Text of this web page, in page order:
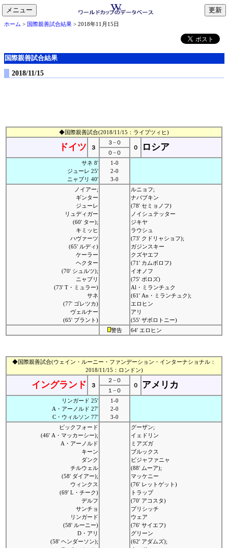
メニュー
toggle
navigation
ホーム > 国際親善試合結果 > 2018年11月15日
国際親善試合結果
2018/11/15
◆国際親善試合(2018/11/15：ライプツィヒ)
ドイツ ３
３−０
０
ロシア
０−０
サネ 8'
ジューレ 25'
ニャブリ 40'
1-0
2-0
3-0
ノイアー;
ギンター
ジューレ
リュディガー
(60' ター);
キミッヒ
ハヴァーツ
(65' ルディ)
ケーラー
ヘクター
(70' シュルツ);
ニャブリ
(73' T・ミュラー)
サネ
(77' ゴレツカ)
ヴェルナー
(65' ブラント)
ルニョフ;
ナバブキン
(78' セミョノフ)
ノイシュテッター
ジキヤ
ラウシュ
(73' クドリャショフ);
ガジンスキー
クズヤエフ
(71' カムボロフ)
イオノフ
(75' ポロズ)
Al・ミランチュク
(61' An・ミランチュク);
エロヒン
アリ
(55' ザボロトニー)
警告
64' エロヒン
◆国際親善試合(ウェイン・ルーニー・ファンデーション・インターナショナル：
2018/11/15：ロンドン)
イングランド ３
２−０
０
アメリカ
１−０
リンガード 25'
A・アーノルド 27'
C・ウィルソン 77'
1-0
2-0
3-0
ピックフォード
(46' A・マッカーシー);
A・アーノルド
キーン
ダンク
チルウェル
(58' ダイアー);
ウィンクス
(69' L・チーク)
デルフ
サンチョ
リンガード
(58' ルーニー)
D・アリ
(58' ヘンダーソン);
グーザン;
イェドリン
ミアズガ
ブルックス
ビジャファニャ
(88' ムーア);
マッケニー
(76' レットゲット)
トラップ
(70' アコスタ)
プリシッチ
ウェア
(76' サイエフ)
グリーン
(62' アダムズ);